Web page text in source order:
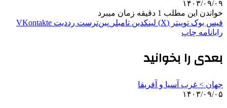
۱۴۰۳/۰۹/۰۹
خواندن این مطلب 1 دقیقه زمان میبرد
فیس بوک توییتر (X) لینکدین ‫تامبلر ‫پین‌ترست ‫رددیت ‫VKontakte
رایانامه چاپ
بعدی را بخوانید
جهان > غرب آسیا و آفریقا
۱۴۰۳/۰۹/۰۵